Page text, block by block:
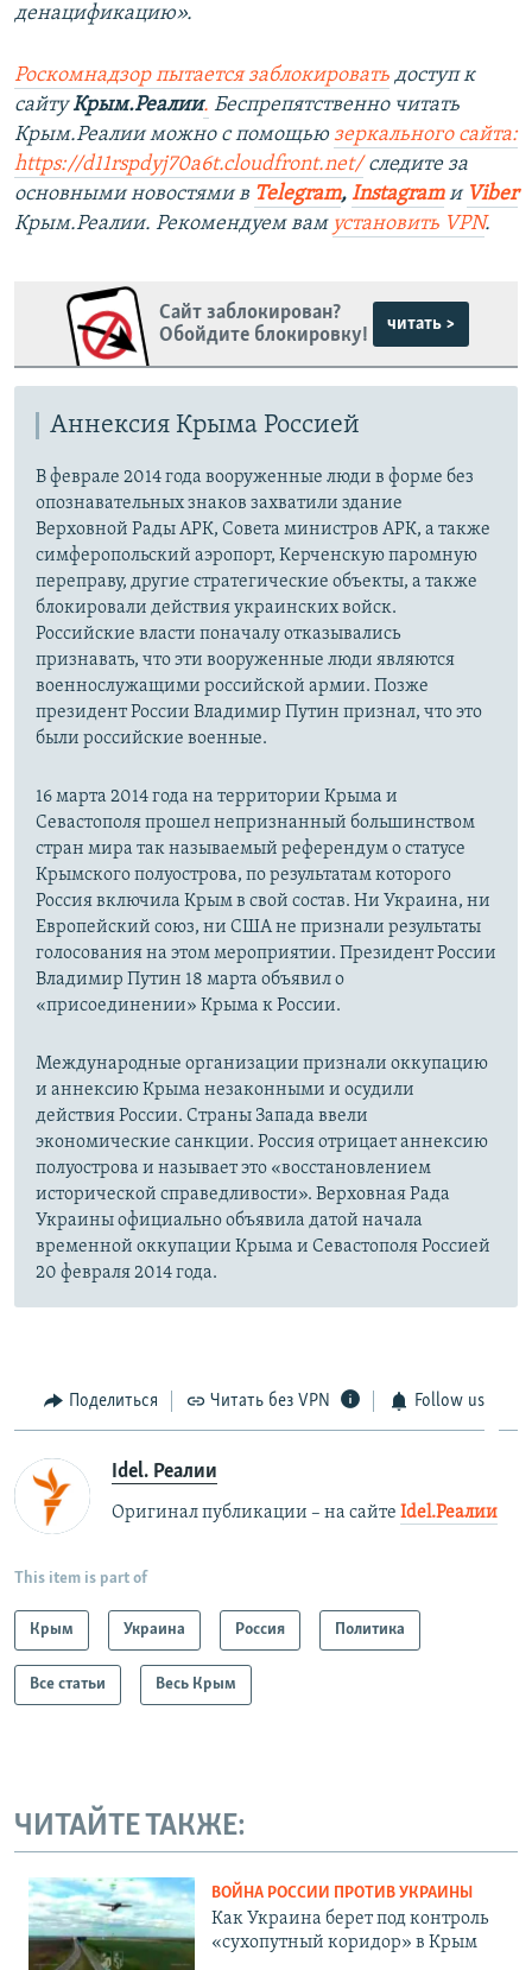
денацификацию».
Роскомнадзор пытается заблокировать доступ к
сайтуКрым.Реалии. Беспрепятственно читать
Крым.Реалии можно с помощью зеркального сайта:
https://d11rspdyj70a6t.cloudfront.net/следите за
основными новостями в Telegram, Instagramи Viber
Крым.Реалии. Рекомендуем вам установить VPN.
Сайт заблокирован?
Обойдите блокировку!
читать >
Аннексия Крыма Россией
В феврале 2014 года вооруженные люди в форме без
опознавательных знаков захватили здание
Верховной Рады АРК, Совета министров АРК, а также
симферопольский аэропорт, Керченскую паромную
переправу, другие стратегические объекты, а также
блокировали действия украинских войск.
Российские власти поначалу отказывались
признавать, что эти вооруженные люди являются
военнослужащими российской армии. Позже
президент России Владимир Путин признал, что это
были российские военные.
16 марта 2014 года на территории Крыма и
Севастополя прошел непризнанный большинством
стран мира так называемый референдум о статусе
Крымского полуострова, по результатам которого
Россия включила Крым в свой состав. Ни Украина, ни
Европейский союз, ни США не признали результаты
голосования на этом мероприятии. Президент России
Владимир Путин 18 марта объявил о
«присоединении» Крыма к России.
Международные организации признали оккупацию
и аннексию Крыма незаконными и осудили
действия России. Страны Запада ввели
экономические санкции. Россия отрицает аннексию
полуострова и называет это «восстановлением
исторической справедливости». Верховная Рада
Украины официально объявила датой начала
временной оккупации Крыма и Севастополя Россией
20 февраля 2014 года.
Поделиться Читать без VPN Follow us
Idel. Реалии
Оригинал публикации – на сайте Idel.Реалии
This item is part of
Крым Украина Россия Политика
Все статьи Весь Крым
ЧИТАЙТЕ ТАКЖЕ:
ВОЙНА РОССИИ ПРОТИВ УКРАИНЫ
Как Украина берет под контроль
«сухопутный коридор» в Крым